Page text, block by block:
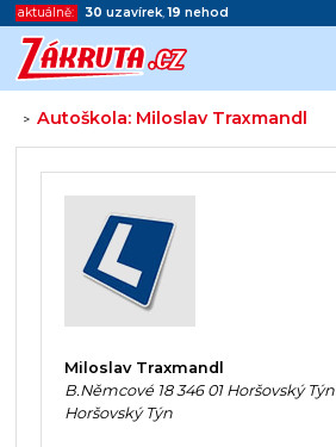
aktuálně: 30 uzavírek,19 nehod
>Autoškola: Miloslav Traxmandl
Začátek reklamy
Konec reklamy
Miloslav Traxmandl
B.Němcové 18 346 01 Horšovský Týn
Horšovský Týn